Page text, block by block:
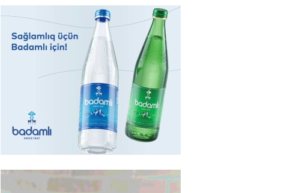
GÜNDƏM
Türkiyədə 37,6 milyon, Rusiyada 16,7
milyon – Azərbaycanlıların yemək
xərcləri
166
Malayziyada yeni səfirimiz kimdir? –
Dosye
07.08.2026- 15:30 169
Türkiyə, Səudiyyə Ərəbistanı və